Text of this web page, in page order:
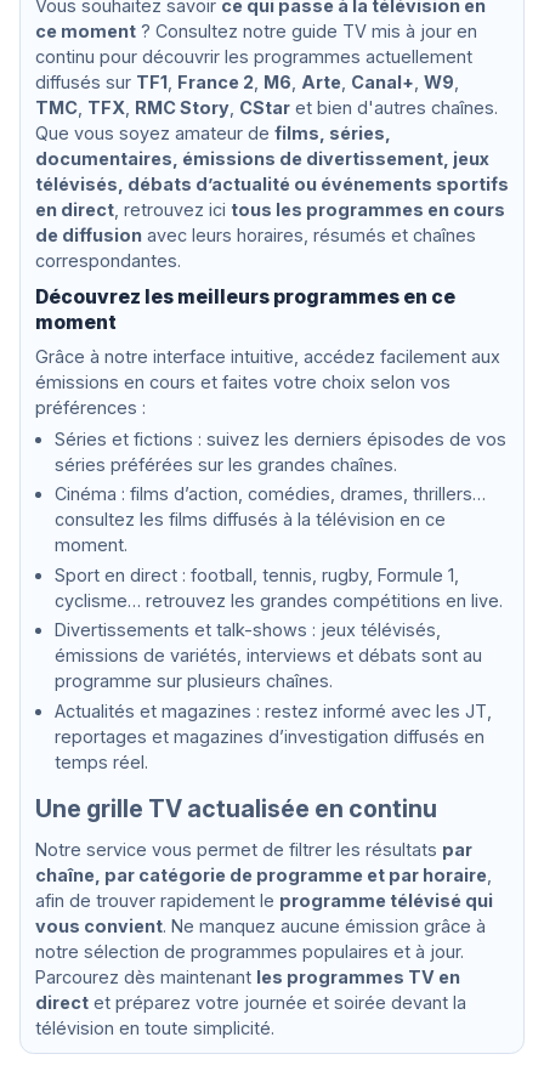
u
t
r
Ravel
Vous souhaitez savoir ce qui passe à la télévision en
ce moment? Consultez notre guide TV mis à jour en
continu pour découvrir les programmes actuellement
diffusés sur TF1, France 2 M6 Arte Canal+ W9
TMC, TFX, RMC Story, CStaret bien d'autres chaînes.
Que vous soyez amateur de films, séries,
documentaires, émissions de divertissement, jeux
télévisés, débats d’actualité ou événements sportifs
en direct, retrouvez ici tous les programmes en cours
de diffusionavec leurs horaires, résumés et chaînes
correspondantes.
Découvrez les meilleurs programmes en ce
moment
Grâce à notre interface intuitive, accédez facilement aux
émissions en cours et faites votre choix selon vos
préférences :
Séries et fictions : suivez les derniers épisodes de vos
séries préférées sur les grandes chaînes.
Cinéma : films d’action, comédies, drames, thrillers…
consultez les films diffusés à la télévision en ce
moment.
Sport en direct : football, tennis, rugby, Formule 1,
cyclisme… retrouvez les grandes compétitions en live.
Divertissements et talk-shows : jeux télévisés,
émissions de variétés, interviews et débats sont au
programme sur plusieurs chaînes.
Actualités et magazines : restez informé avec les JT,
reportages et magazines d’investigation diffusés en
temps réel.
Une grille TV actualisée en continu
Notre service vous permet de filtrer les résultats par
chaîne, par catégorie de programme et par horaire
afin de trouver rapidement le programme télévisé qui
vous convient. Ne manquez aucune émission grâce à
notre sélection de programmes populaires et à jour.
Parcourez dès maintenant les programmes TV en
directet préparez votre journée et soirée devant la
télévision en toute simplicité.